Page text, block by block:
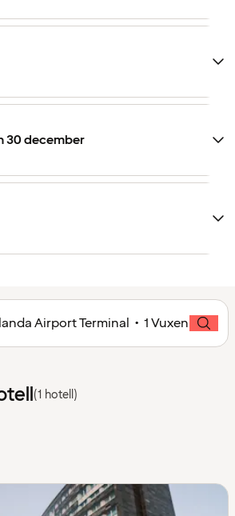
30 december
Airport Terminal • 1 Vuxen
(1 hotell)